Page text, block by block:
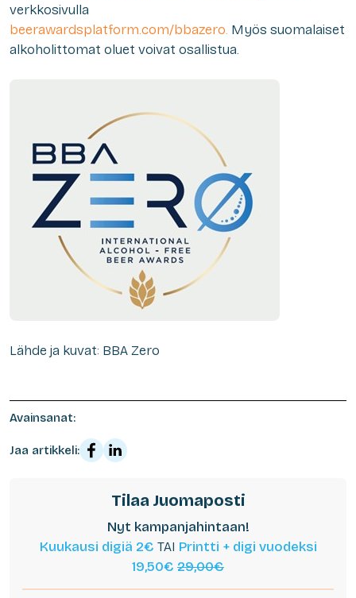
verkkosivulla
beerawardsplatform.com/bbazero. Myös suomalaiset
alkoholittomat oluet voivat osallistua.
Lähde ja kuvat: BBA Zero
Avainsanat:
Jaa artikkeli:
Tilaa Juomaposti
Nyt kampanjahintaan!
Kuukausi digiä 2€ TAI Printti + digi vuodeksi
19,50€ 29,00€